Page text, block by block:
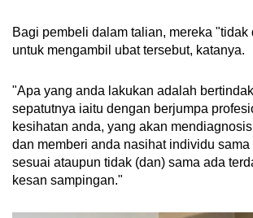
Bagi pembeli dalam talian, mereka "tidak
untuk mengambil ubat tersebut, katanya.
"Apa yang anda lakukan adalah
sepatutnya iaitu dengan berjumpa
kesihatan anda, yang akan
dan memberi anda nasihat individu sama
sesuai ataupun tidak (dan) sama ada
kesan sampingan."